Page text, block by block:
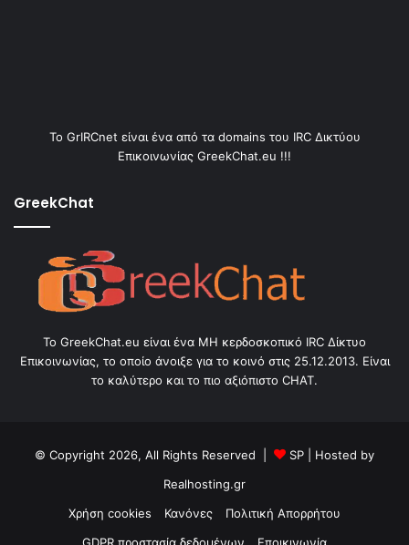
Το GrIRCnet είναι ένα από τα domains του IRC Δικτύου
Επικοινωνίας GreekChat.eu !!!
GreekChat
Το GreekChat.eu είναι ένα ΜΗ κερδοσκοπικό IRC Δίκτυο
Επικοινωνίας, το οποίο άνοιξε για το κοινό στις 25.12.2013. Είναι
το καλύτερο και το πιο αξιόπιστο CHAT.
© Copyright 2026, All Rights Reserved | SP | Hosted by
Realhosting.gr
Χρήση cookies
Κανόνες
Πολιτική Απορρήτου
GDPR προστασία δεδομένων
Εποικινωνία